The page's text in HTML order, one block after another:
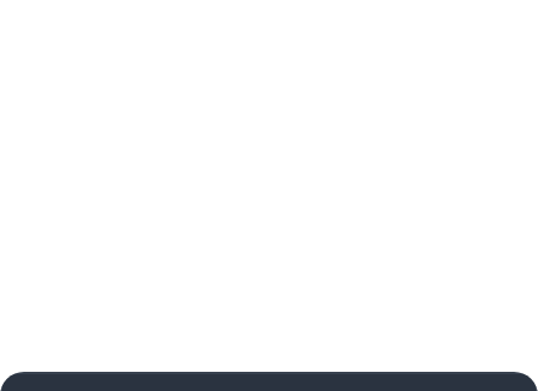
Zurück nach oben